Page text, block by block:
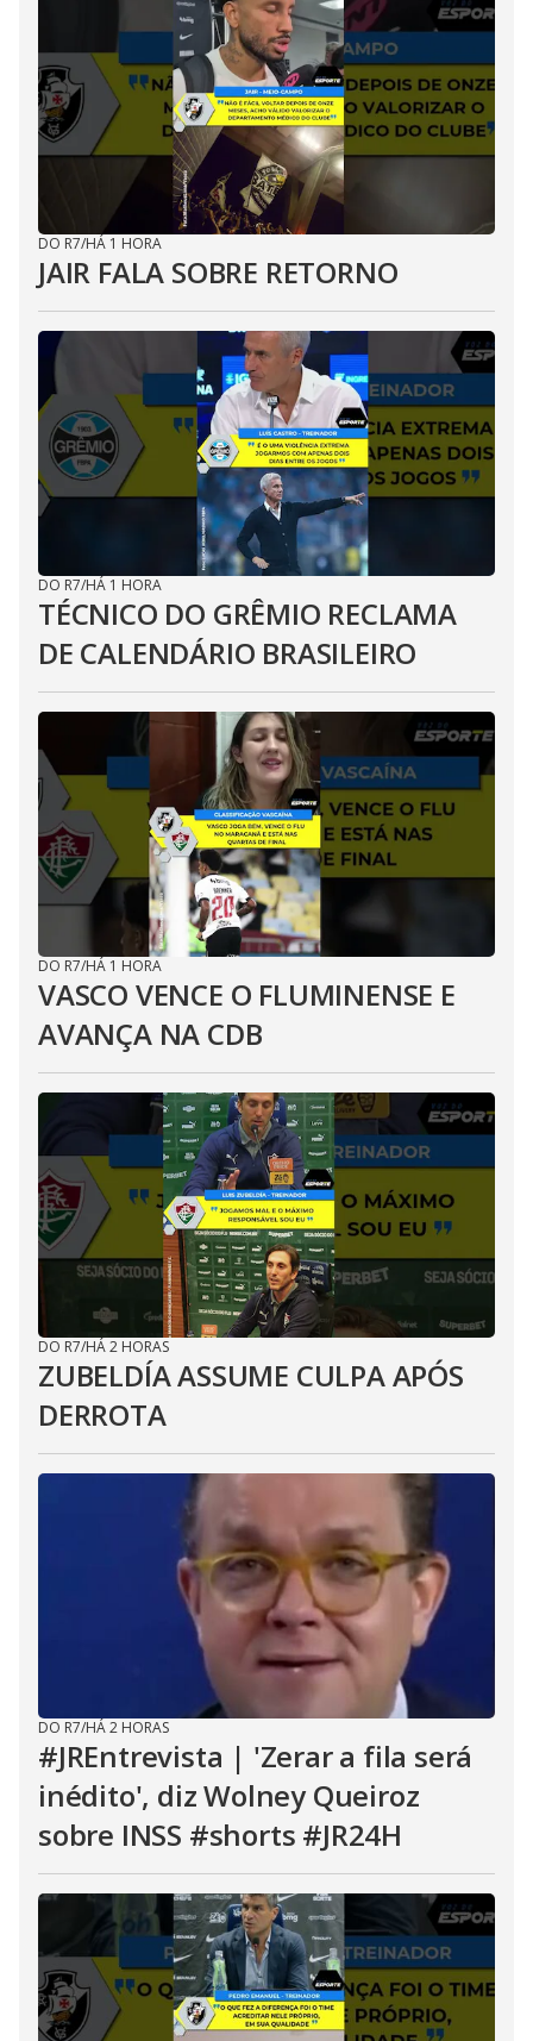
DO R7/HÁ 1 HORA
JAIR FALA SOBRE RETORNO
DO R7/HÁ 1 HORA
TÉCNICO DO GRÊMIO RECLAMA
DE CALENDÁRIO BRASILEIRO
DO R7/HÁ 1 HORA
VASCO VENCE O FLUMINENSE E
AVANÇA NA CDB
DO R7/HÁ 2 HORAS
ZUBELDÍA ASSUME CULPA APÓS
DERROTA
DO R7/HÁ 2 HORAS
#JREntrevista | 'Zerar a fila será
inédito', diz Wolney Queiroz
sobre INSS #shorts #JR24H